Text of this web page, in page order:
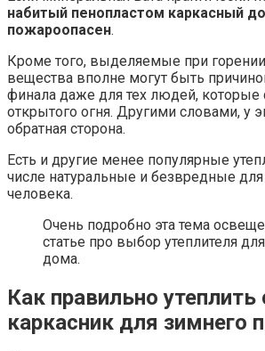
набитый пенопластом каркасный
пожароопасен.
Кроме того, выделяемые при
вещества вполне могут быть
финала даже для тех людей, которые
открытого огня. Другими словами, у
обратная сторона.
Есть и другие менее популярные
числе натуральные и безвредные
человека.
Очень подробно эта тема
статье про выбор утеплителя
дома.
Как правильно утеплить
каркасник для зимнего